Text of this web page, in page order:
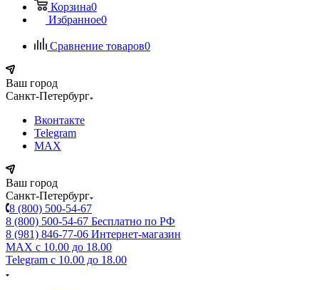
Корзина0
Избранное0
Сравнение товаров0
Ваш город
Санкт-Петербург
Вконтакте
Telegram
MAX
Ваш город
Санкт-Петербург
8 (800) 500-54-67
8 (800) 500-54-67 Бесплатно по РФ
8 (981) 846-77-06 Интернет-магазин
MAX с 10.00 до 18.00
Telegram с 10.00 до 18.00